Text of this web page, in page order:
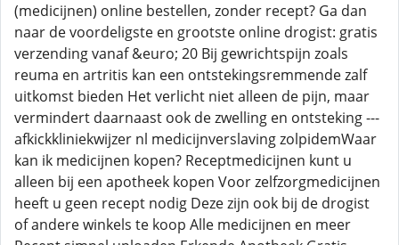
(medicijnen) online bestellen, zonder recept? Ga dan
naar de voordeligste en grootste online drogist: gratis
verzending vanaf &euro; 20 Bij gewrichtspijn zoals
reuma en artritis kan een ontstekingsremmende zalf
uitkomst bieden Het verlicht niet alleen de pijn, maar
vermindert daarnaast ook de zwelling en ontsteking ---
afkickkliniekwijzer nl medicijnverslaving zolpidemWaar
kan ik medicijnen kopen? Receptmedicijnen kunt u
alleen bij een apotheek kopen Voor zelfzorgmedicijnen
heeft u geen recept nodig Deze zijn ook bij de drogist
of andere winkels te koop Alle medicijnen en meer